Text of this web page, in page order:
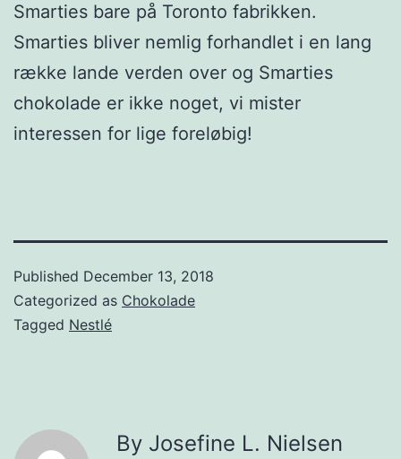
Smarties bare på Toronto fabrikken.
Smarties bliver nemlig forhandlet i en lang
række lande verden over og Smarties
chokolade er ikke noget, vi mister
interessen for lige foreløbig!
Published December 13, 2018
Categorized as Chokolade
Tagged Nestlé
By Josefine L. Nielsen